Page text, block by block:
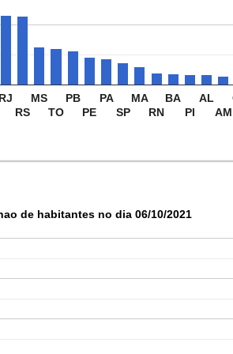
RJ
RS
MS
TO
PB
PE
PA
SP
MA
RN
BA
PI
AL
AM
de habitantes no dia 06/10/2021